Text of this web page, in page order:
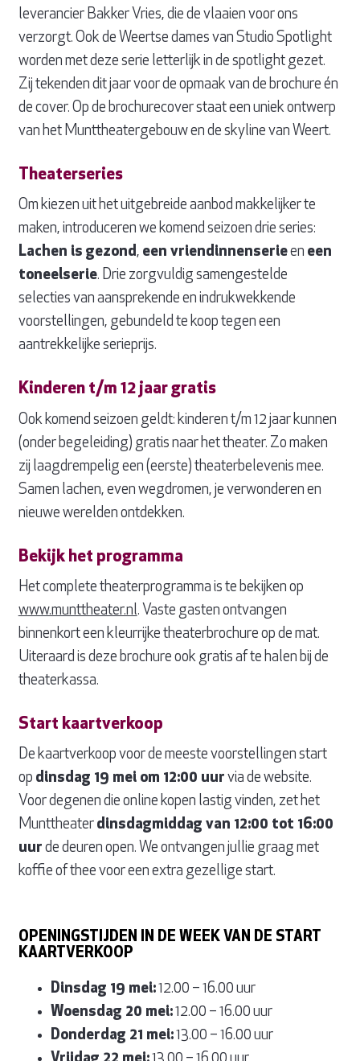
leverancier Bakker Vries, die de vlaaien voor ons
verzorgt. Ook de Weertse dames van Studio Spotlight
worden met deze serie letterlijk in de spotlight gezet.
Zij tekenden dit jaar voor de opmaak van de brochure én
de cover. Op de brochurecover staat een uniek ontwerp
van het Munttheatergebouw en de skyline van Weert.
Theaterseries
Om kiezen uit het uitgebreide aanbod makkelijker te
maken, introduceren we komend seizoen drie series:
Lachen is gezond, een vriendinnenserieen een
toneelserie. Drie zorgvuldig samengestelde
selecties van aansprekende en indrukwekkende
voorstellingen, gebundeld te koop tegen een
aantrekkelijke serieprijs.
Kinderen t/m 12 jaar gratis
Ook komend seizoen geldt: kinderen t/m 12 jaar kunnen
(onder begeleiding) gratis naar het theater. Zo maken
zij laagdrempelig een (eerste) theaterbelevenis mee.
Samen lachen, even wegdromen, je verwonderen en
nieuwe werelden ontdekken.
Bekijk het programma
Het complete theaterprogramma is te bekijken op
www.munttheater.nl. Vaste gasten ontvangen
binnenkort een kleurrijke theaterbrochure op de mat.
Uiteraard is deze brochure ook gratis af te halen bij de
theaterkassa.
Start kaartverkoop
De kaartverkoop voor de meeste voorstellingen start
op dinsdag 19 mei om 12:00 uur via de website.
Voor degenen die online kopen lastig vinden, zet het
Munttheater dinsdagmiddag van 12:00 tot 16:00
uur de deuren open. We ontvangen jullie graag met
koffie of thee voor een extra gezellige start.
OPENINGSTIJDEN IN DE WEEK VAN DE START
KAARTVERKOOP
Dinsdag 19 mei:12.00 – 16.00 uur
Woensdag 20 mei:12.00 – 16.00 uur
Donderdag 21 mei:13.00 – 16.00 uur